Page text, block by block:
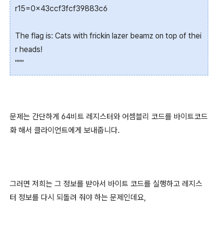
r15=0x43ccf3fcf39883c6
The flag is: Cats with frickin lazer beamz on top of thei
r heads!
"""
문제는 간단하게 64비트 레지스터와 어셈블리 코드를 바이트코드
화 해서 클라이언트에게 보내줍니다.
그러면 저희는 그 정보를 받아서 바이트 코드를 실행하고 레지스
터 정보를 다시 되돌려 줘야 하는 문제인데요,